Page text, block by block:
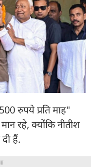
रुपये प्रति माह"
रहे, क्योंकि नीतीश
हैं.